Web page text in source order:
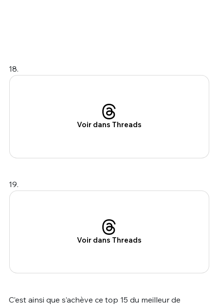
18.
Voir dans Threads
19.
Voir dans Threads
C’est ainsi que s’achève ce top 15 du meilleur de